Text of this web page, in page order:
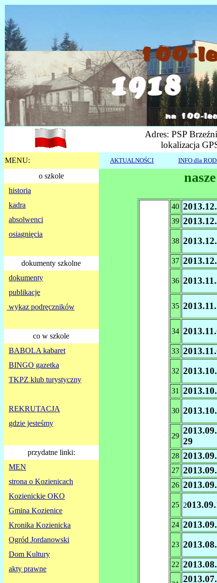
Adres: PSP
lokalizacja
MENU: AKTUALNOŚCI INFO dla
o szkole
40
39
38
37
36
35
34
33
32
31
30
29
29
28
27
26
25 2
24
23
22
historia
kadra
absolwenci
osiągnięcia
dokumenty szkolne
dokumenty
publikacje
wykaz podręczników
co w szkole
BABOLA kabaret
BINGO gazetka
TKPZ klub turystyczny
REKRUTACJA
gdzie jesteśmy
przydatne linki:
MEN
strona o Kozienicach
Kozienickie OKO
Gmina Kozienice
Kronika Kozienicka
Ogród Jordanowski
Dom Kultury
akty prawne